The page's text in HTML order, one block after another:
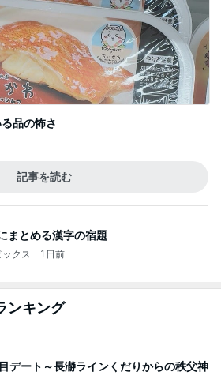
品の怖さ
記事を読む
まとめる漢字の宿題
クス 1日前
ンキング
デート～長瀞ラインくだりからの秩父神